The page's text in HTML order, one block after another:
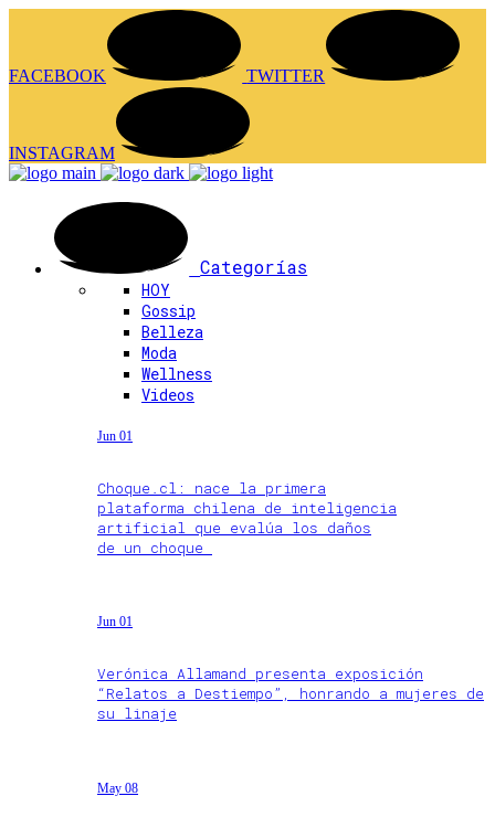
FACEBOOK TWITTER
INSTAGRAM
Categorías
HOY
Gossip
Belleza
Moda
Wellness
Videos
Jun 01
Choque.cl: nace la primera
plataforma chilena de inteligencia
artificial que evalúa los daños
de un choque
Jun 01
Verónica Allamand presenta exposición
“Relatos a Destiempo”, honrando a mujeres de
su linaje
May 08